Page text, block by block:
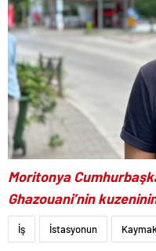
Moritonya
Ghazouani’nin
İş İstasyonun